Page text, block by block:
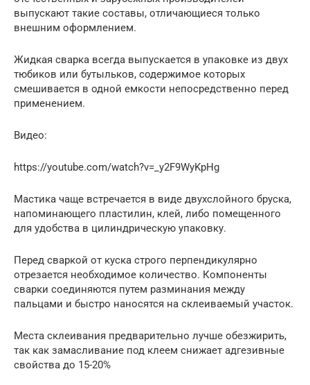
выпускают такие составы, отличающиеся только
внешним оформлением.
Жидкая сварка всегда выпускается в упаковке из двух
тюбиков или бутыльков, содержимое которых
смешивается в одной емкости непосредственно перед
применением.
Видео:
https://youtube.com/watch?v=_y2F9WyKpHg
Мастика чаще встречается в виде двухслойного бруска,
напоминающего пластилин, клей, либо помещенного
для удобства в цилиндрическую упаковку.
Перед сваркой от куска строго перпендикулярно
отрезается необходимое количество. Компоненты
сварки соединяются путем разминания между
пальцами и быстро наносятся на склеиваемый участок.
Места склеивания предварительно лучше обезжирить,
так как замасливание под клеем снижает адгезивные
свойства до 15-20%